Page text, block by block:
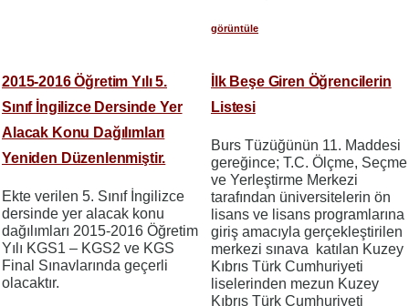
görüntüle
2015-2016 Öğretim Yılı 5.
Sınıf İngilizce Dersinde Yer
Alacak Konu Dağılımları
Yeniden Düzenlenmiştir.
Ekte verilen 5. Sınıf İngilizce
dersinde yer alacak konu
dağılımları 2015-2016 Öğretim
Yılı KGS1 – KGS2 ve KGS
Final Sınavlarında geçerli
olacaktır.
İlk Beşe Giren Öğrencilerin
Listesi
Burs Tüzüğünün 11. Maddesi
gereğince; T.C. Ölçme, Seçme
ve Yerleştirme Merkezi
tarafından üniversitelerin ön
lisans ve lisans programlarına
giriş amacıyla gerçekleştirilen
merkezi sınava katılan Kuzey
Kıbrıs Türk Cumhuriyeti
liselerinden mezun Kuzey
Kıbrıs Türk Cumhuriyeti